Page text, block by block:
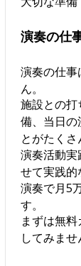
演奏の仕
演奏の仕
ん。
施設との
備、当日の
とがたくさ
演奏活動
せて実践的
演奏で月5
す。
まずは無
してみませ